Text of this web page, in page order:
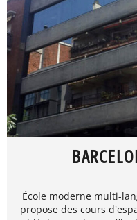
École moderne multi-
propose des cours